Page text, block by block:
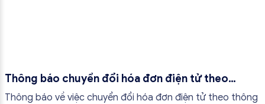
Thông báo chuyển đổi hóa đơn điện tử theo
thông tư 78
Thông báo về việc chuyển đổi hóa đơn điện tử theo thông